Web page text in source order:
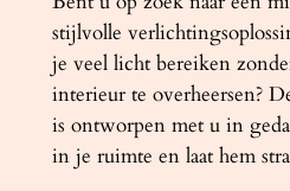
A
4
w
i
t
stijlvolle
je veel licht bereiken
interieur te overheersen?
is ontworpen met u in
in je ruimte en laat hem